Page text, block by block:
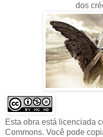
dos
Esta obra está licenciada
Commons. Você pode